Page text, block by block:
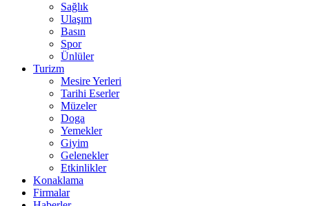
Sağlık
Ulaşım
Basın
Spor
Ünlüler
Turizm
Mesire Yerleri
Tarihi Eserler
Müzeler
Doga
Yemekler
Giyim
Gelenekler
Etkinlikler
Konaklama
Firmalar